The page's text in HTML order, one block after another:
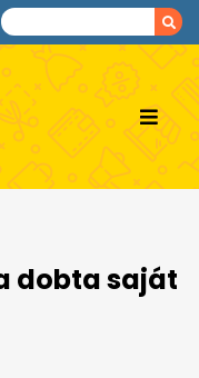
dobta saját